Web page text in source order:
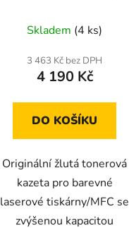
Skladem (4 ks)
3 463 Kč bez DPH
4 190 Kč
DO KOŠÍKU
Originální žlutá tonerová
kazeta pro barevné
laserové tiskárny/MFC se
zvýšenou kapacitou